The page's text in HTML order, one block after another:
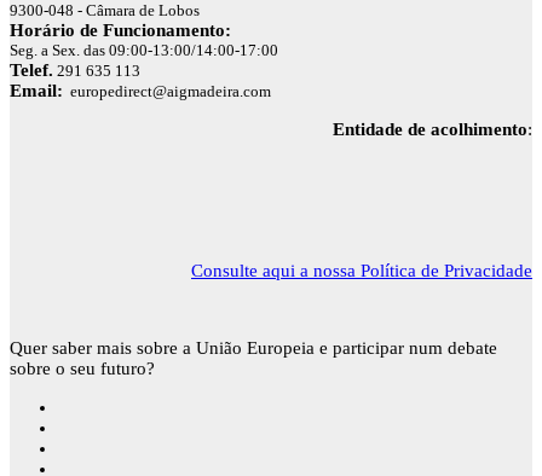
9300-048 - Câmara de Lobos
Horário de Funcionamento:
Seg. a Sex. das 09:00-13:00/14:00-17:00
Telef. 291 635 113
Email: europedirect@aigmadeira.com
Entidade de acolhimento:
Consulte aqui a nossa Política de Privacidade
Quer saber mais sobre a União Europeia e participar num debate
sobre o seu futuro?